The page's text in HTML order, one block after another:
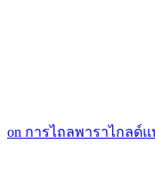
on การไถลพาราไกลด์